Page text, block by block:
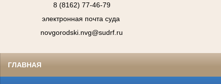
8 (8162) 77-46-79
электронная почта суда
novgorodski.nvg@sudrf.ru
ГЛАВНАЯ